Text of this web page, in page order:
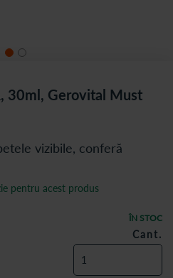
30ml, Gerovital Must
vizibile, conferă
ÎN STOC
pentru acest produs
Cant.